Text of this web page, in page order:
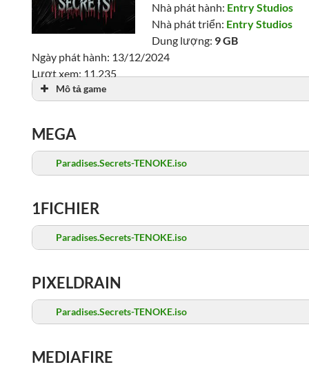
Nhà phát hành: Entry Studios
Nhà phát triển: Entry Studios
Dung lượng: 9 GB
Ngày phát hành: 13/12/2024
Lượt xem: 11,235
Mô tả game
MEGA
Paradises.Secrets-TENOKE.iso
1FICHIER
Paradises.Secrets-TENOKE.iso
PIXELDRAIN
Paradises.Secrets-TENOKE.iso
MEDIAFIRE